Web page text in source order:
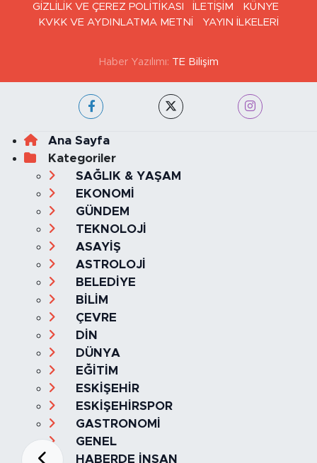
GİZLİLİK VE ÇEREZ POLİTİKASI İLETİŞİM
KÜNYE
KVKK VE AYDINLATMA METNİ
YAYIN İLKELERİ
Haber Yazılımı: TE Bilişim
Ana Sayfa
Kategoriler
SAĞLIK & YAŞAM
EKONOMİ
GÜNDEM
TEKNOLOJİ
ASAYİŞ
ASTROLOJİ
BELEDİYE
BİLİM
ÇEVRE
DİN
DÜNYA
EĞİTİM
ESKİŞEHİR
ESKİŞEHİRSPOR
GASTRONOMİ
GENEL
HABERDE İNSAN